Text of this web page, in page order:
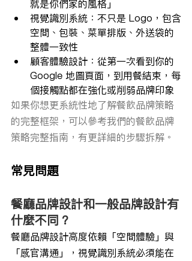
就是你們家的風格」
視覺識別系統：不只是 Logo，包含
空間、包裝、菜單排版、外送袋的
整體一致性
顧客體驗設計：從第一次看到你的
Google 地圖頁面，到用餐結束，每
個接觸點都在強化或削弱品牌印象
如果你想更系統性地了解餐飲品牌策略
的完整框架，可以參考我們的餐飲品牌
策略完整指南，有更詳細的步驟拆解。
常見問題
餐廳品牌設計和一般品牌設計有
什麼不同？
餐廳品牌設計高度依賴「空間體驗」與
「感官溝通」，視覺識別系統必須能在